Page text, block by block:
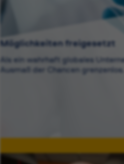
Möglichkeiten freigesetzt
Als ein wahrhaft globales
Ausmaß der Chancen grenzenlos.